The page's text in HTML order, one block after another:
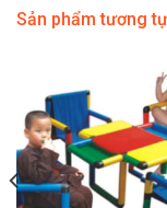
Sản phẩm tương tự